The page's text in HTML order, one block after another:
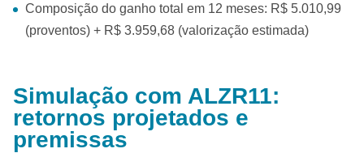
Composição do ganho total em 12 meses: R$ 5.010,99
(proventos) + R$ 3.959,68 (valorização estimada)
Simulação com ALZR11:
retornos projetados e
premissas